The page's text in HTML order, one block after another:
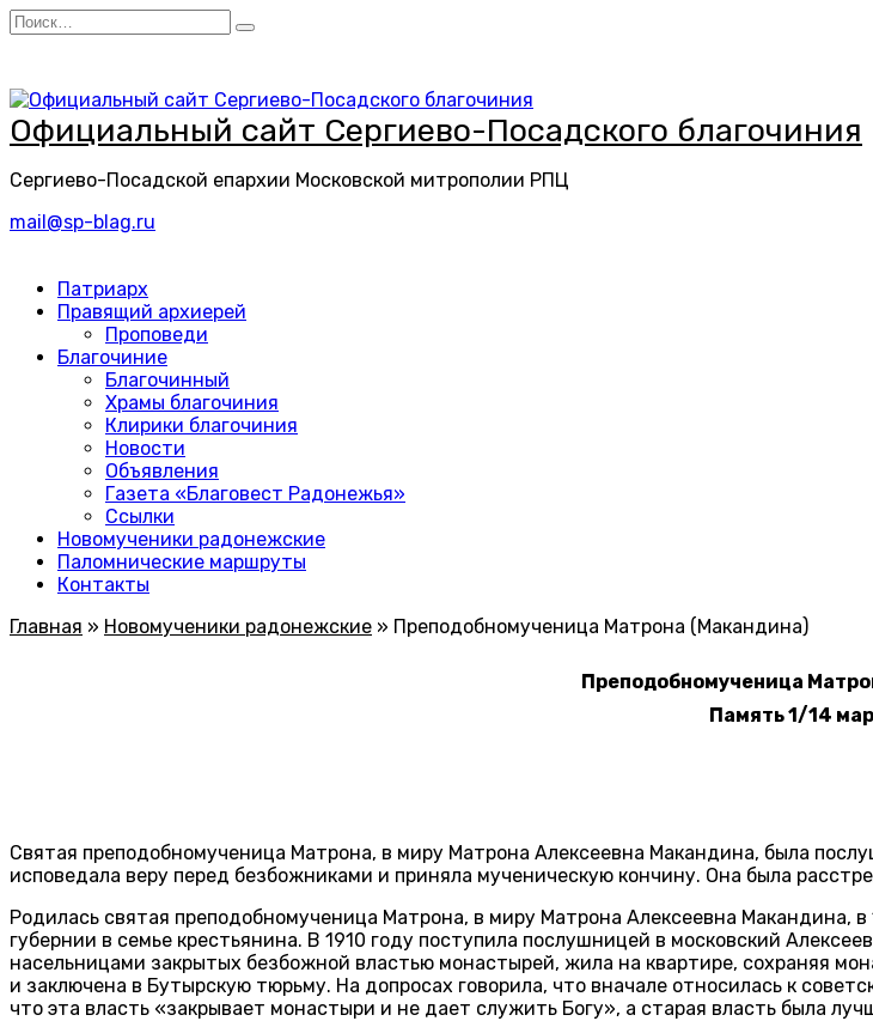
Перейти
к
Search
for:
Официальный сайт Сергиево-Посадского благочиния
Сергиево-Посадской епархии Московской митрополии РПЦ
mail@sp-blag.ru
Патриарх
Правящий архиерей
Проповеди
Благочиние
Благочинный
Храмы благочиния
Клирики благочиния
Новости
Объявления
Газета «Благовест Радонежья»
Ссылки
Новомученики радонежские
Паломнические маршруты
Контакты
Главная » Новомученики радонежские » Преподобномученица Матрона (Макандина)
Преподобномученица
Память 1/14
Святая преподобномученица Матрона, в миру Матрона Алексеевна Макандина, была
исповедала веру перед безбожниками и приняла мученическую кончину. Она была
Родилась святая преподобномученица Матрона, в миру Матрона Алексеевна Макандина,
губернии в семье крестьянина. В 1910 году поступила послушницей в московский
насельницами закрытых безбожной властью монастырей, жила на квартире, сохраняя
и заключена в Бутырскую тюрьму. На допросах говорила, что вначале относилась к
что эта власть «закрывает монастыри и не дает служить Богу», а старая власть была